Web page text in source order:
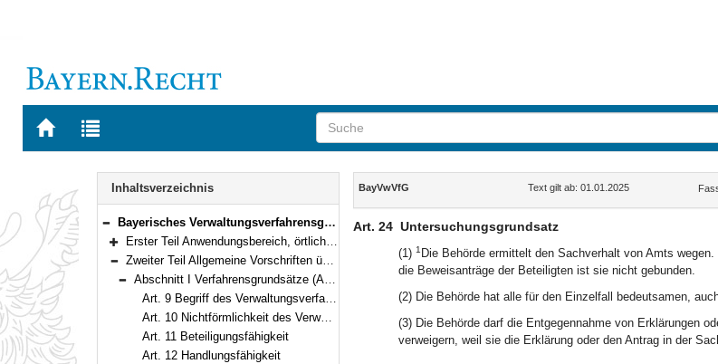
Zur
BAYERN.RECHT
Zur
letzten
Navigation
Inhaltsverzeichnis
Bereich reduzieren
Bayerisches Verwaltungsverfahrensgesetz (BayVwVfG) Vom 23. Dezember 1976 (BayRS II S. 213) BayRS 2010-1-I (Art. 1–99)
Bereich erweitern
Erster Teil Anwendungsbereich, örtliche Zuständigkeit, elektronische Kommunikation, Amtshilfe, europäische Verwaltungszusammenarbeit (Art. 1–8e)
Bereich reduzieren
Zweiter Teil Allgemeine Vorschriften über das Verwaltungsverfahren (Art. 9–34)
Bereich reduzieren
Abschnitt I Verfahrensgrundsätze (Art. 9–30)
Art. 9 Begriff des Verwaltungsverfahrens
Art. 10 Nichtförmlichkeit des Verwaltungsverfahrens
Art. 11 Beteiligungsfähigkeit
Art. 12 Handlungsfähigkeit
Inhalt
BayVwVfG Text gilt ab: 01.01.2025
Art. 24 Untersuchungsgrundsatz
(1) 1 Die Behörde ermittelt den Sachverhalt von Amts wegen.
die Beweisanträge der Beteiligten ist sie nicht gebunden.
(2) Die Behörde hat alle für den Einzelfall bedeutsamen,
(3) Die Behörde darf die Entgegennahme von Erklärungen
verweigern, weil sie die Erklärung oder den Antrag in der